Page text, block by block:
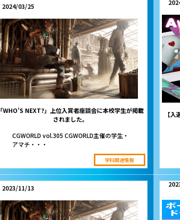
2024/03/25
「WHO’S NEXT?」上位入賞者座談会に本校学生が掲載
されました。
CGWORLD vol.305 CGWORLD主催の学生・
アマチ・・・
学科関連情報
【
2023/11/13